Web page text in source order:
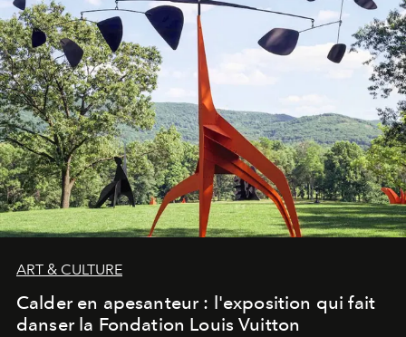
ART & CULTURE
Calder en apesanteur : l'exposition qui fait
danser la Fondation Louis Vuitton